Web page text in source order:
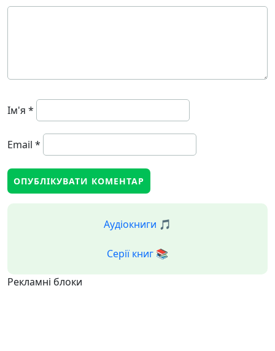
Ім'я *
Email *
Аудіокниги 🎵
Серії книг 📚
Рекламні блоки